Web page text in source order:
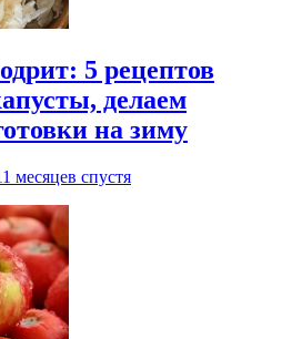
5 рецептов
делаем
на зиму
месяцев спустя